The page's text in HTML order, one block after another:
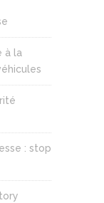
à la
: stop